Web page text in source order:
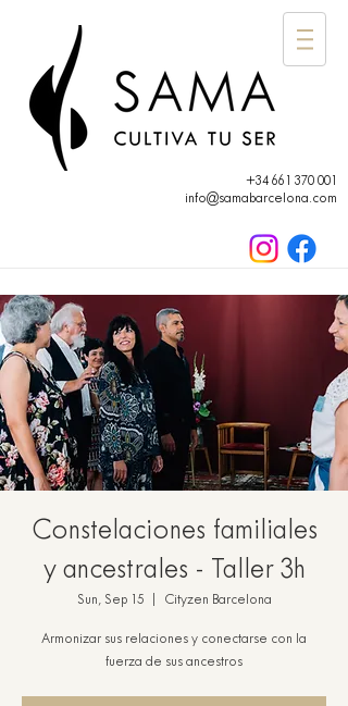
+34 661 370 001
info@samabarcelona.com
Constelaciones familiales
y ancestrales - Taller 3h
Sun, Sep 15
  |
Cityzen Barcelona
Armonizar sus relaciones y conectarse con la
fuerza de sus ancestros